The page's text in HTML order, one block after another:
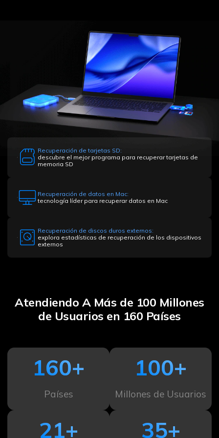
Recuperación de tarjetas SD:
descubre el mejor programa para recuperar tarjetas de
memoria SD
Recuperación de datos en Mac:
tecnología líder para recuperar datos en Mac
Recuperación de discos duros externos:
explora estadísticas de recuperación de los dispositivos
externos
Atendiendo A Más de 100 Millones
de Usuarios en 160 Países
160+
Países
100+
Millones de Usuarios
21+ 35+